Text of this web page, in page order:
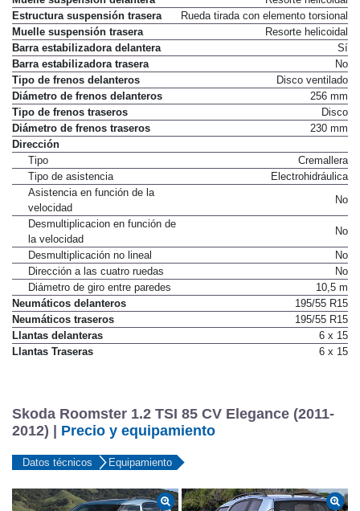
Estructura suspensión trasera
Rueda tirada con elemento torsional
Muelle suspensión trasera
Resorte helicoidal
Barra estabilizadora delantera
Sí
Barra estabilizadora trasera
No
Tipo de frenos delanteros
Disco ventilado
Diámetro de frenos delanteros
256 mm
Tipo de frenos traseros
Disco
Diámetro de frenos traseros
230 mm
Dirección
Tipo
Cremallera
Tipo de asistencia
Electrohidráulica
Asistencia en función de la
velocidad
No
Desmultiplicacion en función de
la velocidad
No
Desmultiplicación no lineal
No
Dirección a las cuatro ruedas
No
Diámetro de giro entre paredes
10,5 m
Neumáticos delanteros
195/55 R15
Neumáticos traseros
195/55 R15
Llantas delanteras
6 x 15
Llantas Traseras
6 x 15
Skoda Roomster 1.2 TSI 85 CV Elegance (2011-
2012) | Precio y equipamiento
Datos técnicos Equipamiento